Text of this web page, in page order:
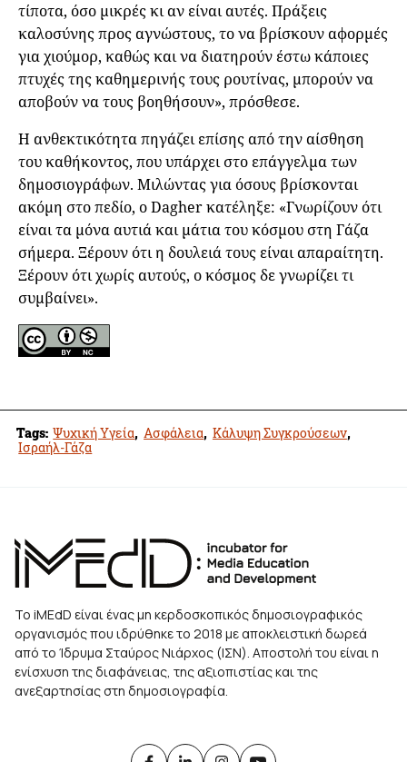
τίποτα, όσο μικρές κι αν είναι αυτές. Πράξεις
καλοσύνης προς αγνώστους, το να βρίσκουν αφορμές
για χιούμορ, καθώς και να διατηρούν έστω κάποιες
πτυχές της καθημερινής τους ρουτίνας, μπορούν να
αποβούν να τους βοηθήσουν», πρόσθεσε.
Η ανθεκτικότητα πηγάζει επίσης από την αίσθηση
του καθήκοντος, που υπάρχει στο επάγγελμα των
δημοσιογράφων. Μιλώντας για όσους βρίσκονται
ακόμη στο πεδίο, ο Dagher κατέληξε: «Γνωρίζουν ότι
είναι τα μόνα αυτιά και μάτια του κόσμου στη Γάζα
σήμερα. Ξέρουν ότι η δουλειά τους είναι απαραίτητη.
Ξέρουν ότι χωρίς αυτούς, ο κόσμος δε γνωρίζει τι
συμβαίνει».
Tags: Ψυχική Υγεία, Ασφάλεια, Κάλυψη Συγκρούσεων,
Ισραήλ-Γάζα
Το iMEdD είναι ένας μη κερδοσκοπικός δημοσιογραφικός
οργανισμός που ιδρύθηκε το 2018 με αποκλειστική δωρεά
από το Ίδρυμα Σταύρος Νιάρχος (ΙΣΝ). Αποστολή του είναι η
ενίσχυση της διαφάνειας, της αξιοπιστίας και της
ανεξαρτησίας στη δημοσιογραφία.